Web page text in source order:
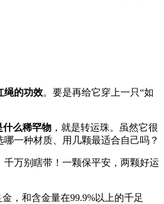
绳的功效。要是再给它穿上一只“如
什么稀罕物 ，就是转运珠。虽然它很
一种材质、用几颗最适合自己吗？
千万别瞎带！一颗保平安，两颗好运
，和含金量在99.9%以上的千足